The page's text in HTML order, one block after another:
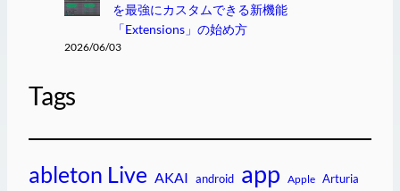
を最強にカスタムできる新機能
「Extensions」の始め方
2026/06/03
Tags
ableton Live AKAI android app Apple Arturia